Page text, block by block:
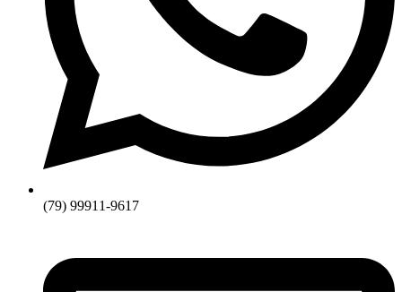
(79) 99911-9617